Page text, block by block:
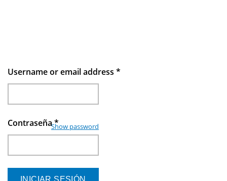
Username or email address *
Contraseña*
Show password